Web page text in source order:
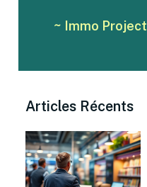
~ Immo Project
Articles Récents